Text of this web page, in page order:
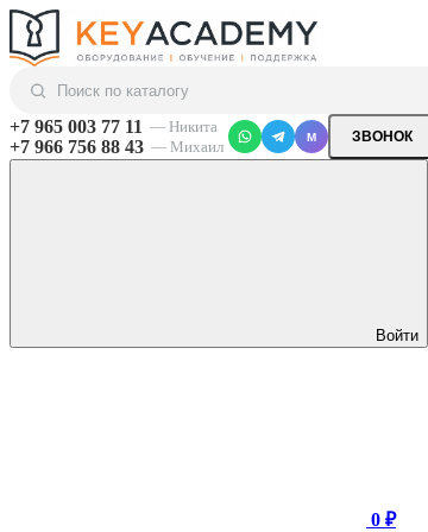
+7 965 003 77 11 — Никита
+7 966 756 88 43 — Михаил
M ЗВОНОК
Войти
0 ₽